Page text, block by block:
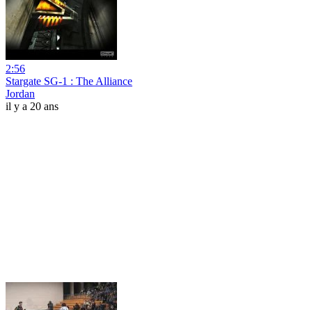
2:56
Stargate SG-1 : The Alliance
Jordan
il y a 20 ans